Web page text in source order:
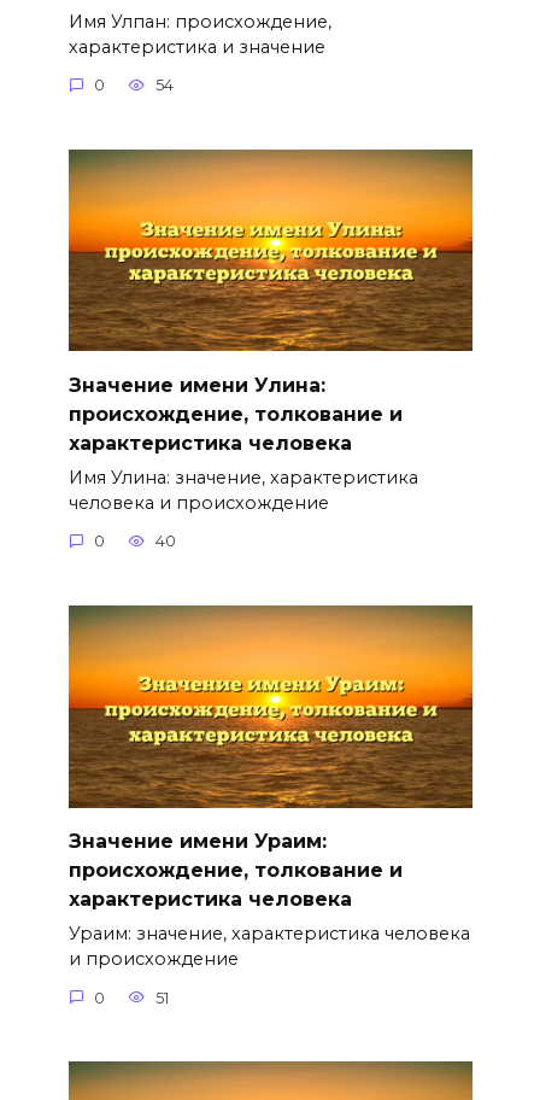
Имя Улпан: происхождение,
характеристика и значение
0 54
Значение имени Улина:
происхождение, толкование и
характеристика человека
Имя Улина: значение, характеристика
человека и происхождение
0 40
Значение имени Ураим:
происхождение, толкование и
характеристика человека
Ураим: значение, характеристика человека
и происхождение
0 51